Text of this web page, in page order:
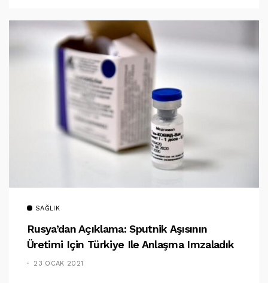
SAĞLIK
Rusya’dan Açıklama: Sputnik Aşısının
Üretimi Için Türkiye Ile Anlaşma Imzaladık
23 OCAK 2021